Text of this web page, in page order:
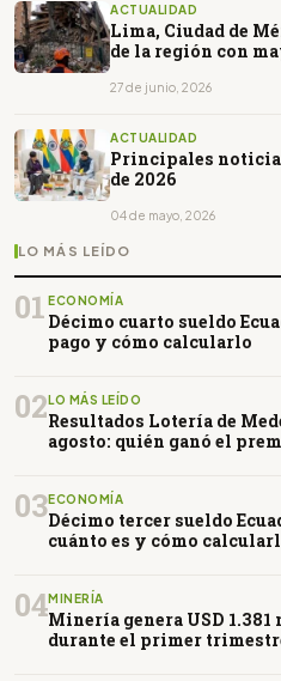
ACTUALIDAD
Lima, Ciudad de
de la región con
27 de junio, 2026
ACTUALIDAD
Principales
de 2026
04 de mayo, 2026
LO MÁS LEÍDO
01 ECONOMÍA
Décimo cuarto sueldo
pago y cómo calcularlo
02LO MÁS LEÍDO
Resultados Lotería de
agosto: quién ganó el
03ECONOMÍA
Décimo tercer sueldo
cuánto es y cómo
04MINERÍA
Minería genera USD
durante el primer